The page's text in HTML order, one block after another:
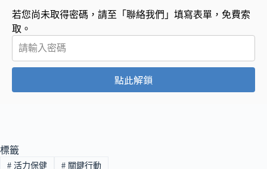
若您尚未取得密碼，請至「聯絡我們」填寫表單，免費索
取。
點此解鎖
標籤
#活力保健 #關鍵行動